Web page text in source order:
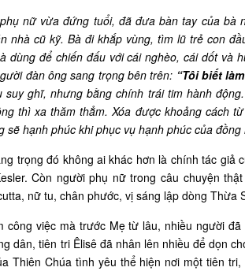
nữ vừa đứng tuổi, đã đưa bàn tay của bà
nhà cũ kỹ. Bà đi khắp vùng, tìm lũ trẻ con
dùng để chiến đấu với cái nghèo, cái dốt và
đàn ông sang trọng bên trên: “Tôi biết
suy ghĩ, nhưng bằng chính trái tim hành
thì xa thăm thẳm. Xóa được khoảng cách
sẽ hạnh phúc khi phục vụ hạnh phúc của
trọng đó không ai khác hơn là chính tác giả
Còn người phụ nữ trong câu chuyện
nữ tu, chân phước, vị sáng lập dòng Thừa
công việc mà trước Mẹ từ lâu, nhiều người
dân, tiên tri Êlisê đã nhân lên nhiều để dọn
Thiên Chúa tình yêu thể hiện nơi một tiên